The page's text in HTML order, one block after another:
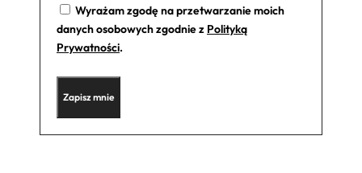
Wyrażam zgodę na przetwarzanie moich
danych osobowych zgodnie z Polityką
Prywatności.